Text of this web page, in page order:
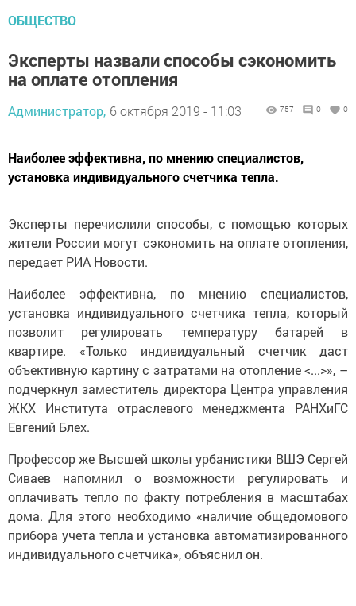
ОБЩЕСТВО
Эксперты назвали способы сэкономить
на оплате отопления
Администратор, 6 октября 2019 - 11:03 757 0 0
Наиболее эффективна, по мнению специалистов,
установка индивидуального счетчика тепла.
Эксперты перечислили способы, с помощью которых
жители России могут сэкономить на оплате отопления,
передает РИА Новости.
Наиболее эффективна, по мнению специалистов,
установка индивидуального счетчика тепла, который
позволит регулировать температуру батарей в
квартире. «Только индивидуальный счетчик даст
объективную картину с затратами на отопление <...>», –
подчеркнул заместитель директора Центра управления
ЖКХ Института отраслевого менеджмента РАНХиГС
Евгений Блех.
Профессор же Высшей школы урбанистики ВШЭ Сергей
Сиваев напомнил о возможности регулировать и
оплачивать тепло по факту потребления в масштабах
дома. Для этого необходимо «наличие общедомового
прибора учета тепла и установка автоматизированного
индивидуального счетчика», объяснил он.